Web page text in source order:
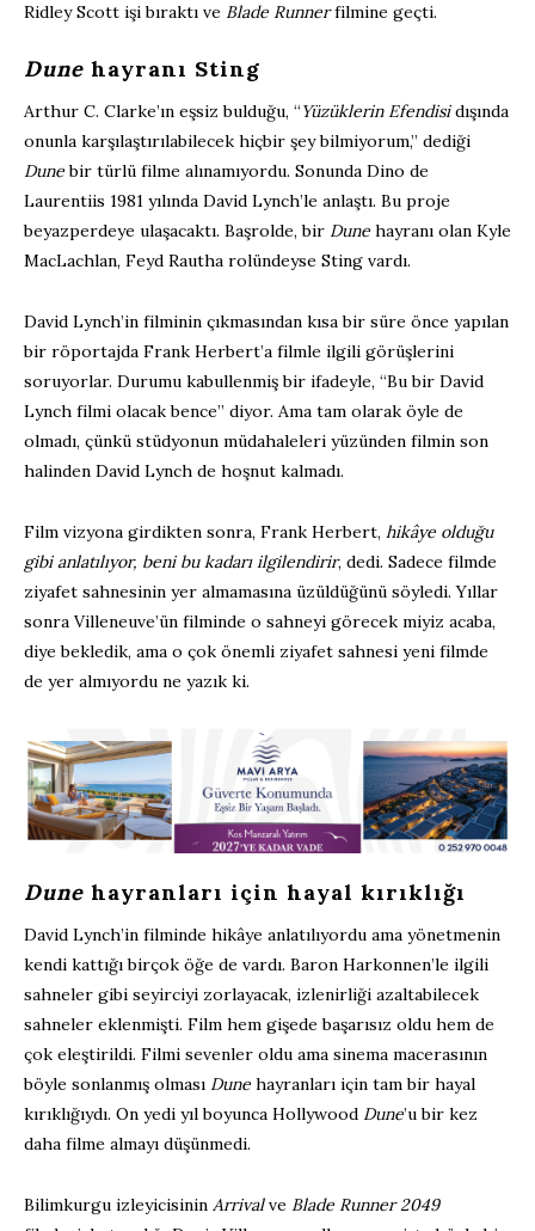
Ridley Scott işi bıraktı ve Blade Runnerfilmine geçti.
Dune hayranı Sting
Arthur C. Clarke’ın eşsiz bulduğu, “Yüzüklerin Efendisidışında
onunla karşılaştırılabilecek hiçbir şey bilmiyorum,” dediği
Dunebir türlü filme alınamıyordu. Sonunda Dino de
Laurentiis 1981 yılında David Lynch’le anlaştı. Bu proje
beyazperdeye ulaşacaktı. Başrolde, bir Dune hayranı olan Kyle
MacLachlan, Feyd Rautha rolündeyse Sting vardı.
David Lynch’in filminin çıkmasından kısa bir süre önce yapılan
bir röportajda Frank Herbert’a filmle ilgili görüşlerini
soruyorlar. Durumu kabullenmiş bir ifadeyle, “Bu bir David
Lynch filmi olacak bence” diyor. Ama tam olarak öyle de
olmadı, çünkü stüdyonun müdahaleleri yüzünden filmin son
halinden David Lynch de hoşnut kalmadı.
Film vizyona girdikten sonra, Frank Herbert, hikâye olduğu
gibi anlatılıyor, beni bu kadarı ilgilendirir, dedi. Sadece filmde
ziyafet sahnesinin yer almamasına üzüldüğünü söyledi. Yıllar
sonra Villeneuve’ün filminde o sahneyi görecek miyiz acaba,
diye bekledik, ama o çok önemli ziyafet sahnesi yeni filmde
de yer almıyordu ne yazık ki.
Dune hayranları için hayal kırıklığı
David Lynch’in filminde hikâye anlatılıyordu ama yönetmenin
kendi kattığı birçok öğe de vardı. Baron Harkonnen’le ilgili
sahneler gibi seyirciyi zorlayacak, izlenirliği azaltabilecek
sahneler eklenmişti. Film hem gişede başarısız oldu hem de
çok eleştirildi. Filmi sevenler oldu ama sinema macerasının
böyle sonlanmış olması Dune hayranları için tam bir hayal
kırıklığıydı. On yedi yıl boyunca Hollywood Dune’u bir kez
daha filme almayı düşünmedi.
Bilimkurgu izleyicisinin Arrivalve Blade Runner 2049